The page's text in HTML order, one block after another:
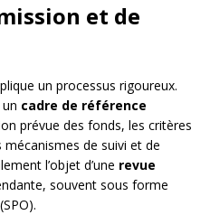
et de
un processus rigoureux.
cadre de référence
prévue des fonds, les critères
de suivi et de
l’objet d’une revue
souvent sous forme
(SPO).